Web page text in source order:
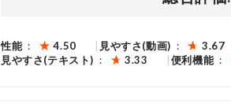
性能 4.50 見やすさ(動画) 3.67
見やすさ(テキスト)
3.33 便利機能